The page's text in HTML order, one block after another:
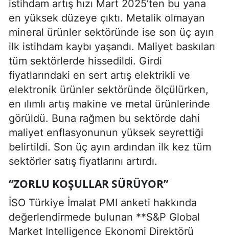
istihdam artış hızı Mart 2025’ten bu yana
en yüksek düzeye çıktı. Metalik olmayan
mineral ürünler sektöründe ise son üç ayın
ilk istihdam kaybı yaşandı. Maliyet baskıları
tüm sektörlerde hissedildi. Girdi
fiyatlarındaki en sert artış elektrikli ve
elektronik ürünler sektöründe ölçülürken,
en ılımlı artış makine ve metal ürünlerinde
görüldü. Buna rağmen bu sektörde dahi
maliyet enflasyonunun yüksek seyrettiği
belirtildi. Son üç ayın ardından ilk kez tüm
sektörler satış fiyatlarını artırdı.
“ZORLU KOŞULLAR SÜRÜYOR”
İSO Türkiye İmalat PMI anketi hakkında
değerlendirmede bulunan **S&P Global
Market Intelligence Ekonomi Direktörü